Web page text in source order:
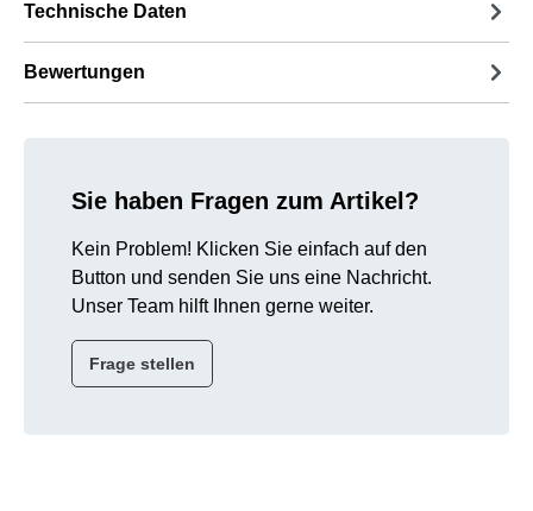
Technische Daten
Bewertungen
Sie haben Fragen zum Artikel?
Kein Problem! Klicken Sie einfach auf den
Button und senden Sie uns eine Nachricht.
Unser Team hilft Ihnen gerne weiter.
Frage stellen